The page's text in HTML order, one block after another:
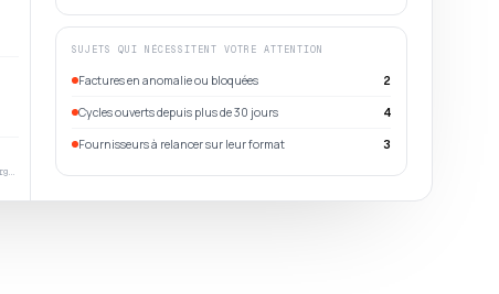
c.berger@menuiserie-berger.fr
SUJETS QUI NÉCESSITENT VOTRE ATTENTION
Factures en anomalie ou bloquées 2
Cycles ouverts depuis plus de 30 jours 4
Fournisseurs à relancer sur leur format 3